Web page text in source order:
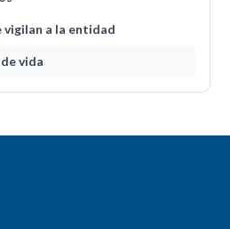
a la entidad
vida